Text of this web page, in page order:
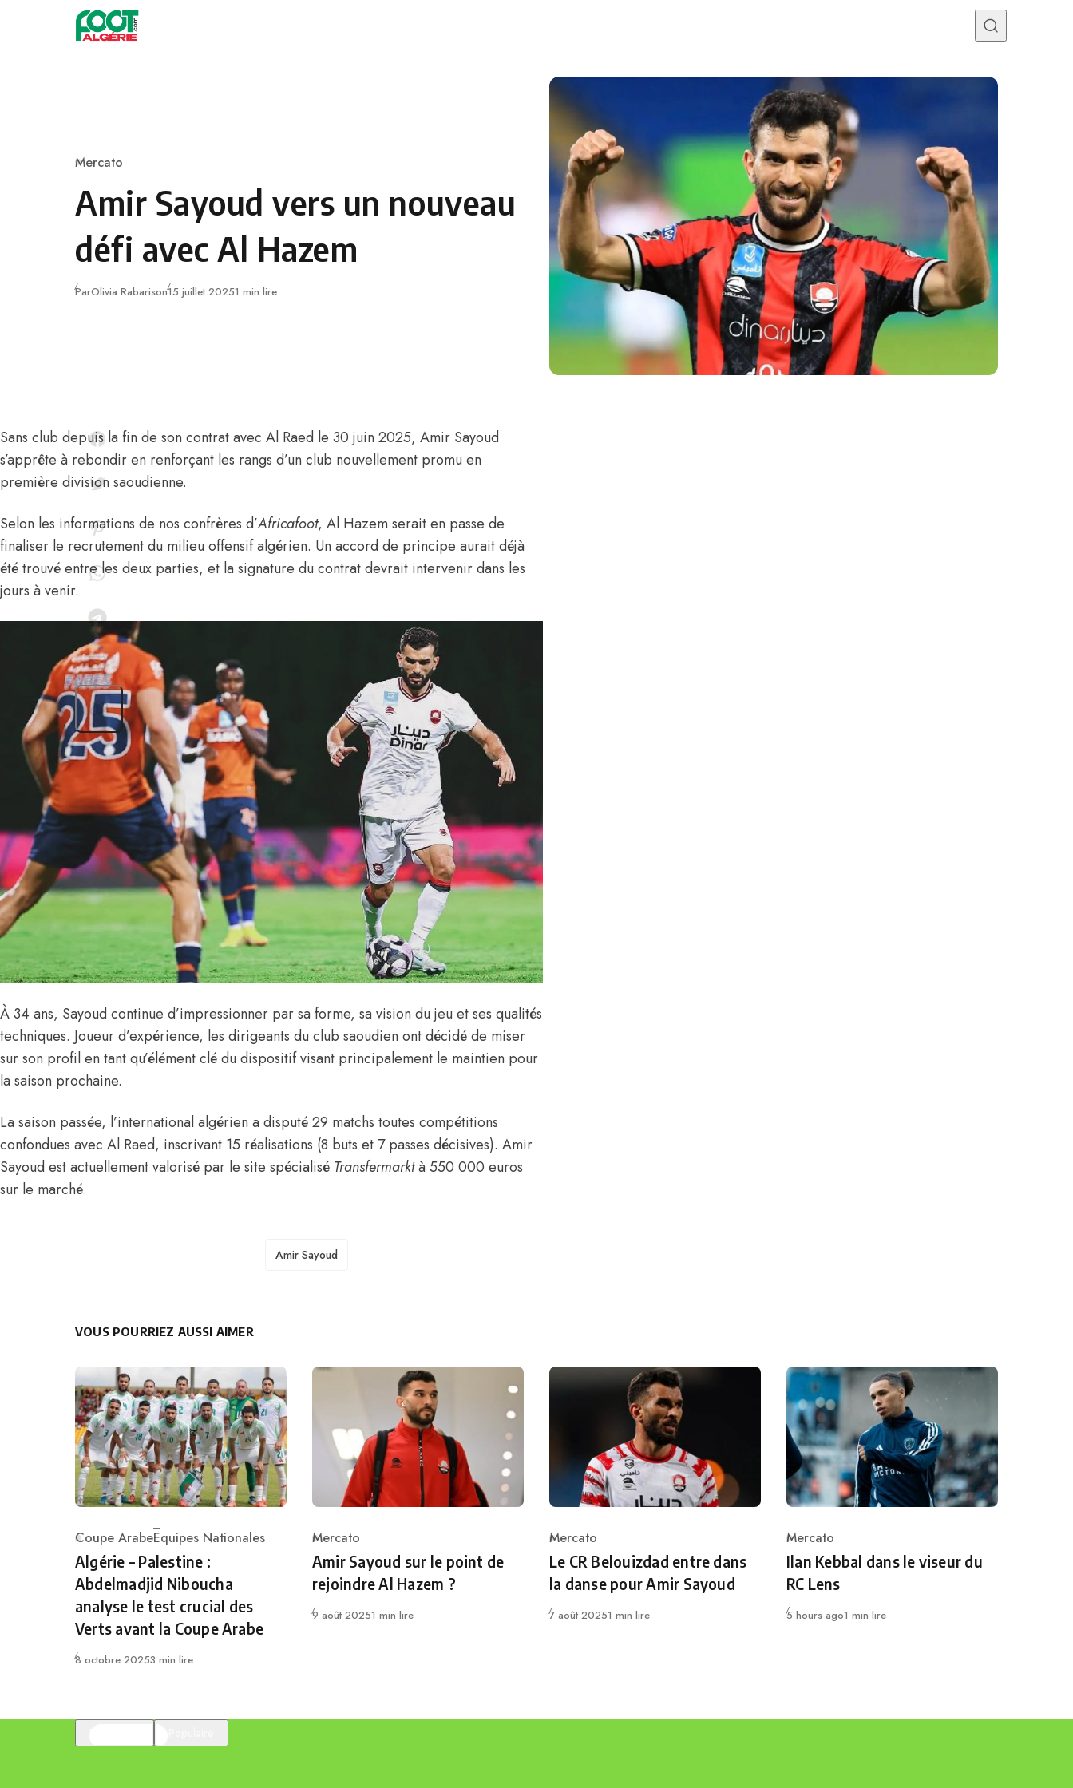
Skip to content
Category
Mercato
Amir Sayoud vers un nouveau
défi avec Al Hazem
ParOlivia RabarisonPublié
15 juillet 20251 min lire
Sans club depuis la fin de son contrat avec Al Raed le 30 juin 2025, Amir Sayoud
s’apprête à rebondir en renforçant les rangs d’un club nouvellement promu en
première division saoudienne.
Selon les informations de nos confrères d’Africafoot, Al Hazem serait en passe de
finaliser le recrutement du milieu offensif algérien. Un accord de principe aurait déjà
été trouvé entre les deux parties, et la signature du contrat devrait intervenir dans les
jours à venir.
À 34 ans, Sayoud continue d’impressionner par sa forme, sa vision du jeu et ses qualités
techniques. Joueur d’expérience, les dirigeants du club saoudien ont décidé de miser
sur son profil en tant qu’élément clé du dispositif visant principalement le maintien pour
la saison prochaine.
La saison passée, l’international algérien a disputé 29 matchs toutes compétitions
confondues avec Al Raed, inscrivant 15 réalisations (8 buts et 7 passes décisives). Amir
Sayoud est actuellement valorisé par le site spécialisé Transfermarktà 550 000 euros
sur le marché.
TAGS
Amir Sayoud
VOUS POURRIEZ AUSSI AIMER
Category
Coupe ArabeEquipes Nationales
Algérie – Palestine :
Abdelmadjid Niboucha
analyse le test crucial des
Verts avant la Coupe Arabe
Publié
8 octobre 20253 min lire
Category
Mercato
Amir Sayoud sur le point de
rejoindre Al Hazem ?
Publié
9 août 20251 min lire
Category
Mercato
Le CR Belouizdad entre dans
la danse pour Amir Sayoud
Publié
7 août 20251 min lire
Category
Mercato
Ilan Kebbal dans le viseur du
RC Lens
Publié
5 hours ago1 min lire